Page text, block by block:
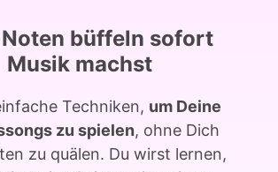
Noten büffeln
Musik machst
Techniken, um
zu spielen, ohne
zu quälen. Du wirst